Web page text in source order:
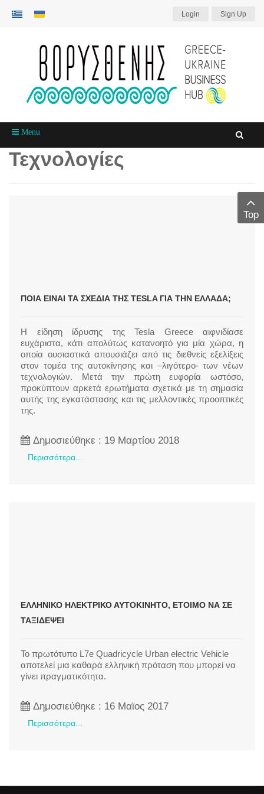
Login Sign Up
Menu
Τεχνολογίες
ΠΟΙΑ ΕΊΝΑΙ ΤΑ ΣΧΈΔΙΑ ΤΗΣ TESLA ΓΙΑ ΤΗΝ ΕΛΛΆΔΑ;
H είδηση ίδρυσης της Tesla Greece αιφνιδίασε
ευχάριστα, κάτι απολύτως κατανοητό για μία χώρα, η
οποία ουσιαστικά απουσιάζει από τις διεθνείς εξελίξεις
στον τομέα της αυτοκίνησης και –λιγότερο- των νέων
τεχνολογιών. Μετά την πρώτη ευφορία ωστόσο,
προκύπτουν αρκετά ερωτήματα σχετικά με τη σημασία
αυτής της εγκατάστασης και τις μελλοντικές προοπτικές
της.
Δημοσιεύθηκε : 19 Μαρτίου 2018
Περισσότερα...
ΕΛΛΗΝΙΚΌ ΗΛΕΚΤΡΙΚΌ ΑΥΤΟΚΊΝΗΤΟ, ΈΤΟΙΜΟ ΝΑ ΣΕ
ΤΑΞΙΔΈΨΕΙ
Το πρωτότυπο L7e Quadricycle Urban electric Vehicle
αποτελεί μια καθαρά ελληνική πρόταση που μπορεί να
γίνει πραγματικότητα.
Δημοσιεύθηκε : 16 Μαϊος 2017
Περισσότερα...
Top